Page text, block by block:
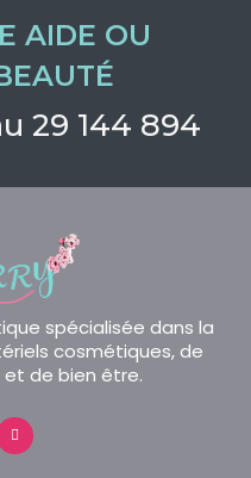
AIDE OU
29 144 894
spécialisée dans la
cosmétiques, de
de bien être.